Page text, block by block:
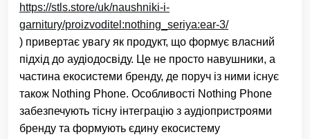
https://stls.store/uk/naushniki-i-
garnitury/proizvoditel:nothing_seriya:ear-3/
) привертає увагу як продукт, що формує власний
підхід до аудіодосвіду. Це не просто навушники, а
частина екосистеми бренду, де поруч із ними існує
також Nothing Phone. Особливості Nothing Phone
забезпечують тісну інтеграцію з аудіопристроями
бренду та формують єдину екосистему